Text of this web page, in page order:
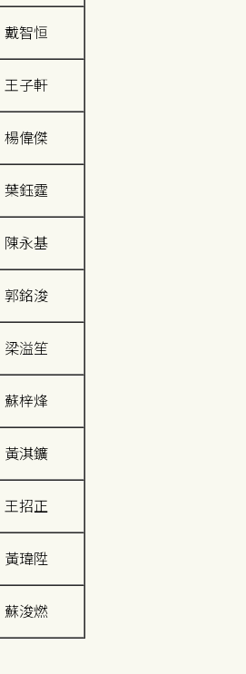
戴智恒
王子軒
楊偉傑
葉鈺霆
陳永基
郭銘浚
梁溢笙
蘇梓烽
黃淇鑛
王招正
黃瑋陞
蘇浚燃